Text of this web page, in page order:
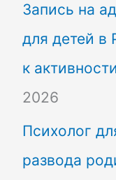
Запись на
для детей в
к
2026
Психолог
развода